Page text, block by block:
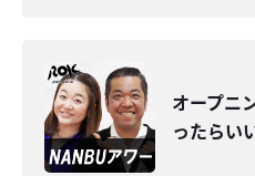
オープニ
ったらい